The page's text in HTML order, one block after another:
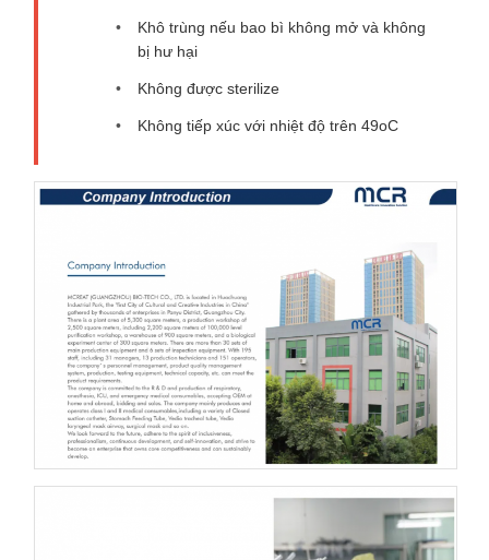
Khô trùng nếu bao bì không mở và không
bị hư hại
Không được sterilize
Không tiếp xúc với nhiệt độ trên 49oC